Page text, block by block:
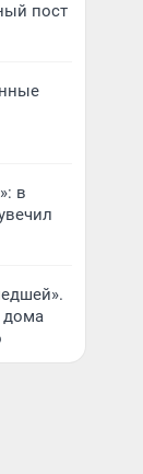
пост
в
дома